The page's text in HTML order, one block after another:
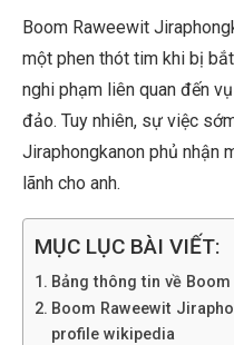
Boom Raweewit
một phen thót tim khi bị
nghi phạm liên quan đến
đảo. Tuy nhiên, sự việc
Jiraphongkanon phủ nhận
lãnh cho anh.
MỤC LỤC BÀI VIẾT:
Bảng thông tin về
Boom Raweewit
profile wikipedia